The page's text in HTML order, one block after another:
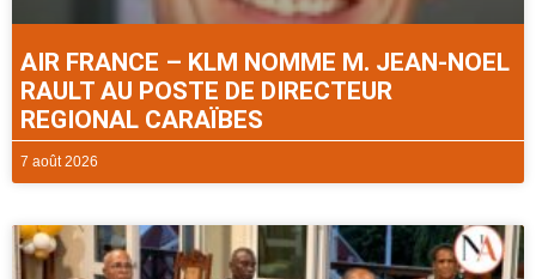
AIR FRANCE – KLM NOMME M. JEAN-NOEL
RAULT AU POSTE DE DIRECTEUR
REGIONAL CARAÏBES
7 août 2026